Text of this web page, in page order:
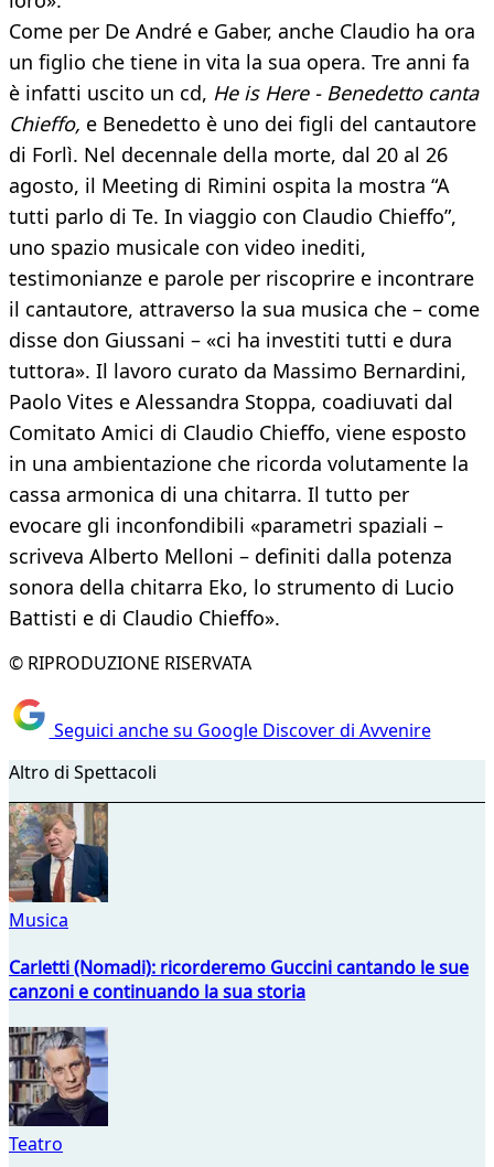
Come per De André e Gaber, anche Claudio ha ora
un figlio che tiene in vita la sua opera. Tre anni fa
è infatti uscito un cd, He is Here - Benedetto canta
Chieffo, e Benedetto è uno dei figli del cantautore
di Forlì. Nel decennale della morte, dal 20 al 26
agosto, il Meeting di Rimini ospita la mostra “A
tutti parlo di Te. In viaggio con Claudio Chieffo”,
uno spazio musicale con video inediti,
testimonianze e parole per riscoprire e incontrare
il cantautore, attraverso la sua musica che – come
disse don Giussani – «ci ha investiti tutti e dura
tuttora». Il lavoro curato da Massimo Bernardini,
Paolo Vites e Alessandra Stoppa, coadiuvati dal
Comitato Amici di Claudio Chieffo, viene esposto
in una ambientazione che ricorda volutamente la
cassa armonica di una chitarra. Il tutto per
evocare gli inconfondibili «parametri spaziali –
scriveva Alberto Melloni – definiti dalla potenza
sonora della chitarra Eko, lo strumento di Lucio
Battisti e di Claudio Chieffo».
© RIPRODUZIONE RISERVATA
Seguici anche su Google Discover di Avvenire
Altro di Spettacoli
Musica
Carletti (Nomadi): ricorderemo Guccini cantando le sue
canzoni e continuando la sua storia
Teatro